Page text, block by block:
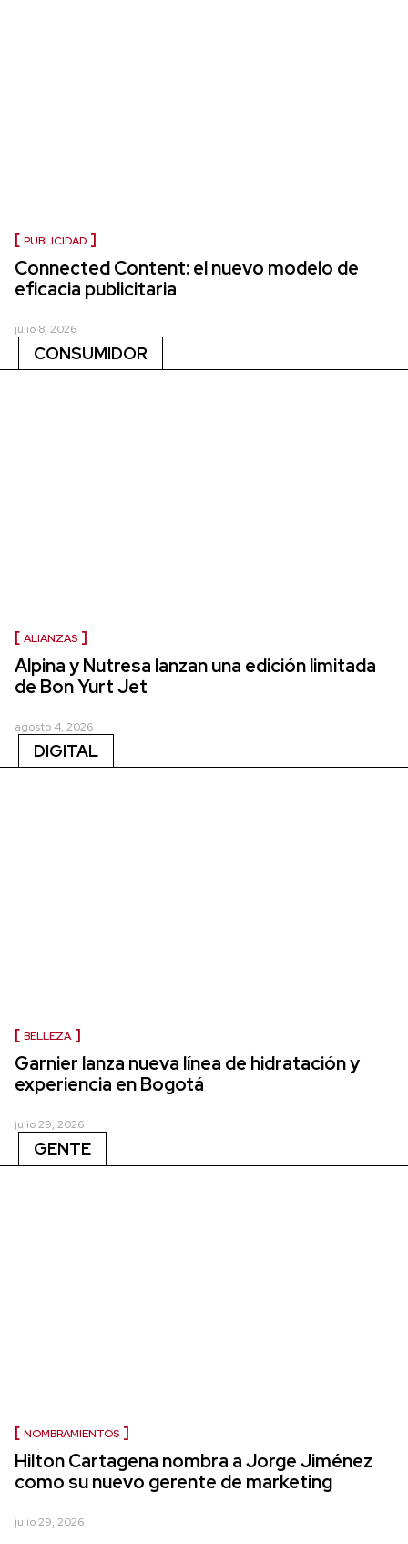
PUBLICIDAD
Connected Content: el nuevo modelo de
eficacia publicitaria
julio 8, 2026
CONSUMIDOR
ALIANZAS
Alpina y Nutresa lanzan una edición limitada
de Bon Yurt Jet
agosto 4, 2026
DIGITAL
BELLEZA
Garnier lanza nueva línea de hidratación y
experiencia en Bogotá
julio 29, 2026
GENTE
NOMBRAMIENTOS
Hilton Cartagena nombra a Jorge Jiménez
como su nuevo gerente de marketing
julio 29, 2026